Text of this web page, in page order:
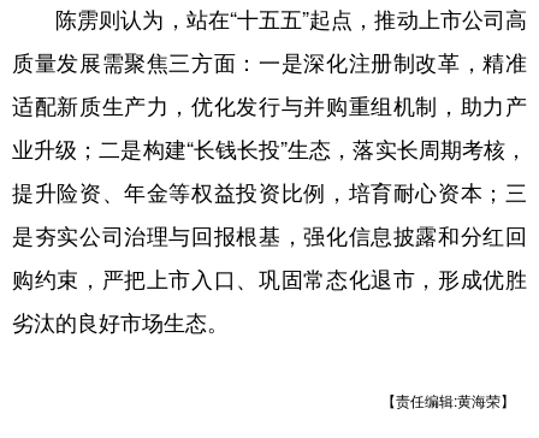
陈雳则认为，站在“十五五”起点，推动上市公司高
质量发展需聚焦三方面：一是深化注册制改革，精准
适配新质生产力，优化发行与并购重组机制，助力产
业升级；二是构建“长钱长投”生态，落实长周期考核，
提升险资、年金等权益投资比例，培育耐心资本；三
是夯实公司治理与回报根基，强化信息披露和分红回
购约束，严把上市入口、巩固常态化退市，形成优胜
劣汰的良好市场生态。
【责任编辑:黄海荣】